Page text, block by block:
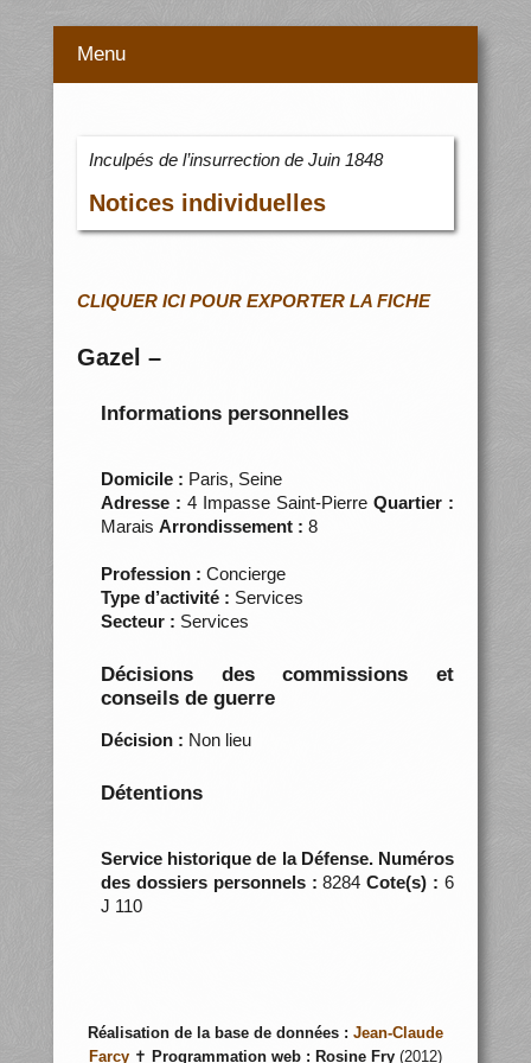
Menu
Inculpés de l’insurrection de Juin 1848
Notices individuelles
CLIQUER ICI POUR EXPORTER LA FICHE
Gazel –
Informations personnelles
Domicile : Paris, Seine
Adresse : 4 Impasse Saint-PierreQuartier :
Marais Arrondissement : 8
Profession : Concierge
Type d’activité : Services
Secteur : Services
Décisions des commissions et
conseils de guerre
Décision : Non lieu
Détentions
Service historique de la Défense. Numéros
des dossiers personnels :8284Cote(s) : 6
J 110
Réalisation de la base de données : Jean-Claude
Farcy ✝ Programmation web : Rosine Fry (2012)